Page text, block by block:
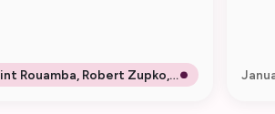
Rouamba, Robert Zupko,